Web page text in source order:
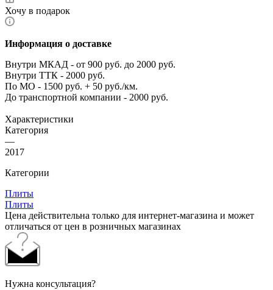
Хочу в подарок
Информация о доставке
Внутри МКАД - от 900 руб. до 2000 руб.
Внутри ТТК - 2000 руб.
По МО - 1500 руб. + 50 руб./км.
До транспортной компании - 2000 руб.
Характеристики
Категория
—
2017
Категории
Плиты
Плиты
Цена действительна только для интернет-магазина и может
отличаться от цен в розничных магазинах
Нужна консультация?